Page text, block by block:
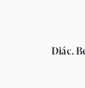
Diác.